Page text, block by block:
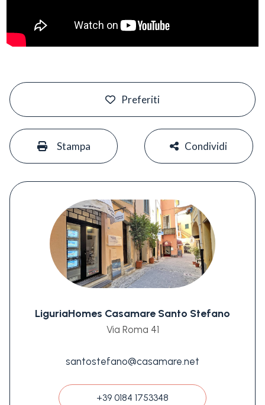
Preferiti
Stampa Condividi
LiguriaHomes Casamare Santo Stefano
Via Roma 41
santostefano@casamare.net
+39 0184 1753348